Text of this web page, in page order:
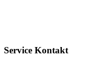
Service Kontakt